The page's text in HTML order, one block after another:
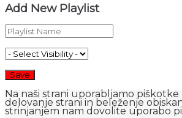
Add New Playlist
Na naši strani uporabljamo piškotke
delovanje strani in beleženje
strinjanjem nam dovolite uporabo